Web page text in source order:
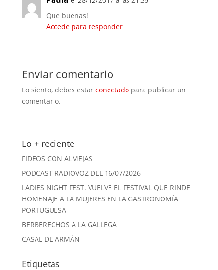
Que buenas!
Accede para responder
Enviar comentario
Lo siento, debes estar conectadopara publicar un
comentario.
Lo + reciente
FIDEOS CON ALMEJAS
PODCAST RADIOVOZ DEL 16/07/2026
LADIES NIGHT FEST. VUELVE EL FESTIVAL QUE RINDE
HOMENAJE A LA MUJERES EN LA GASTRONOMÍA
PORTUGUESA
BERBERECHOS A LA GALLEGA
CASAL DE ARMÁN
Etiquetas